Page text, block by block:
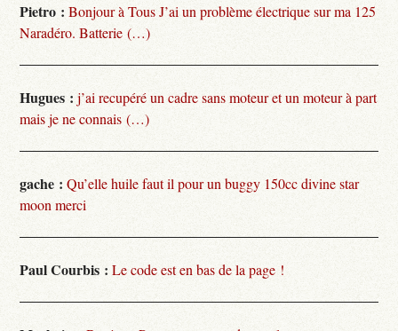
Pietro : Bonjour à Tous J’ai un problème électrique sur ma 125
Naradéro. Batterie (…)
Hugues : j’ai recupéré un cadre sans moteur et un moteur à part
mais je ne connais (…)
gache : Qu’elle huile faut il pour un buggy 150cc divine star
moon merci
Paul Courbis : Le code est en bas de la page !